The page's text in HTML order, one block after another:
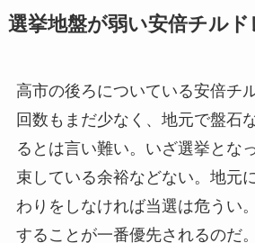
選挙地盤が弱い安倍チルド
高市の後ろについている安倍チ
回数もまだ少なく、地元で盤石
るとは言い難い。いざ選挙とな
束している余裕などない。地元
わりをしなければ当選は危うい
することが一番優先されるのだ。